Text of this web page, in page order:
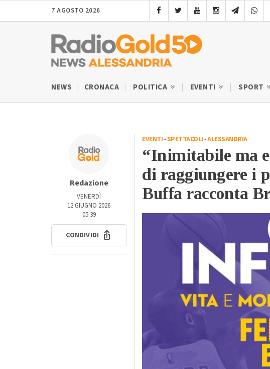
7 AGOSTO 2026
NEWS CRONACA POLITICA EVENTI SPORT
Redazione
VENERDÌ
12 GIUGNO 2026
05:39
CONDIVIDI
EVENTI-SPETTACOLI-ALESSANDRIA
“Inimitabile ma
di raggiungere i
Buffa racconta